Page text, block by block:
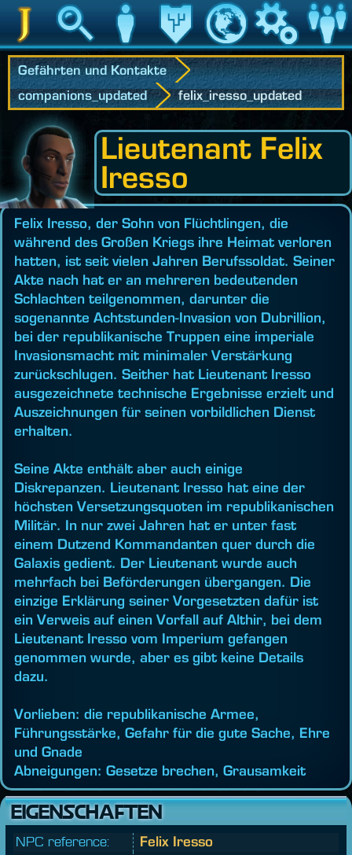
Jedipedia Suche Charakter Vermächtnis Welt Spiel
Gefährten und Kontakte
companions_updated
felix_iresso_updated
Lieutenant Felix
Iresso
Felix Iresso, der Sohn von Flüchtlingen, die
während des Großen Kriegs ihre Heimat verloren
hatten, ist seit vielen Jahren Berufssoldat. Seiner
Akte nach hat er an mehreren bedeutenden
Schlachten teilgenommen, darunter die
sogenannte Achtstunden-Invasion von Dubrillion,
bei der republikanische Truppen eine imperiale
Invasionsmacht mit minimaler Verstärkung
zurückschlugen. Seither hat Lieutenant Iresso
ausgezeichnete technische Ergebnisse erzielt und
Auszeichnungen für seinen vorbildlichen Dienst
erhalten.
Seine Akte enthält aber auch einige
Diskrepanzen. Lieutenant Iresso hat eine der
höchsten Versetzungsquoten im republikanischen
Militär. In nur zwei Jahren hat er unter fast
einem Dutzend Kommandanten quer durch die
Galaxis gedient. Der Lieutenant wurde auch
mehrfach bei Beförderungen übergangen. Die
einzige Erklärung seiner Vorgesetzten dafür ist
ein Verweis auf einen Vorfall auf Althir, bei dem
Lieutenant Iresso vom Imperium gefangen
genommen wurde, aber es gibt keine Details
dazu.
Vorlieben: die republikanische Armee,
Führungsstärke, Gefahr für die gute Sache, Ehre
und Gnade
Abneigungen: Gesetze brechen, Grausamkeit
EIGENSCHAFTEN
NPC reference:
Felix Iresso